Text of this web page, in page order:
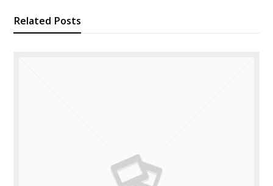
Related Posts